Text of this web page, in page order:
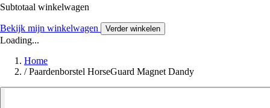
Subtotaal winkelwagen
Bekijk mijn winkelwagen Verder winkelen
Loading...
Home
/ Paardenborstel HorseGuard Magnet Dandy